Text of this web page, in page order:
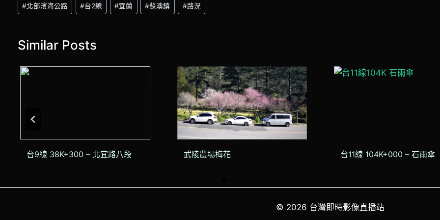
Tags:
#北部濱海公路 #台2線 #宜蘭 #蘇澳鎮 #路況
Similar Posts
台9線 38K+300 – 北宜路八段 武陵農場梅花 台11線 104K+000 – 石雨傘
© 2026 台灣即時影像直播站